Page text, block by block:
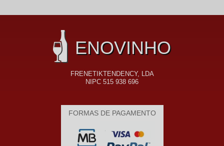
ENOVINHO
FRENETIKTENDENCY, LDA
NIPC 515 938 696
FORMAS DE PAGAMENTO